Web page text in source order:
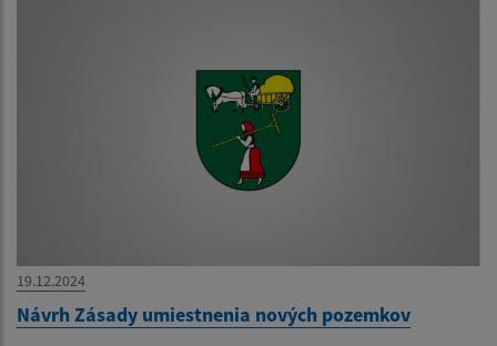
19.12.2024
Návrh Zásady umiestnenia nových pozemkov